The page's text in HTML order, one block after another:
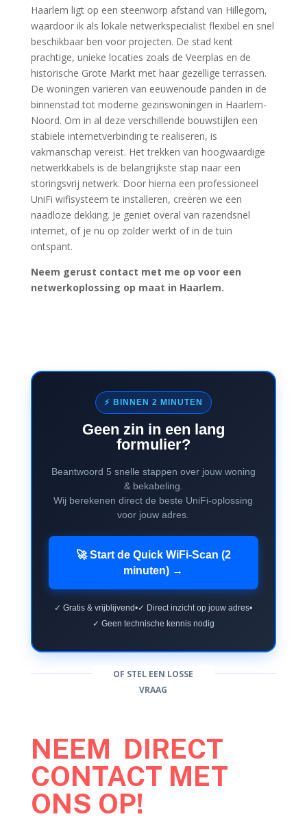
Haarlem ligt op een steenworp afstand van Hillegom,
waardoor ik als lokale netwerkspecialist flexibel en snel
beschikbaar ben voor projecten. De stad kent
prachtige, unieke locaties zoals de Veerplas en de
historische Grote Markt met haar gezellige terrassen.
De woningen variëren van eeuwenoude panden in de
binnenstad tot moderne gezinswoningen in Haarlem-
Noord. Om in al deze verschillende bouwstijlen een
stabiele internetverbinding te realiseren, is
vakmanschap vereist. Het trekken van hoogwaardige
netwerkkabels is de belangrijkste stap naar een
storingsvrij netwerk. Door hierna een professioneel
UniFi wifisysteem te installeren, creëren we een
naadloze dekking. Je geniet overal van razendsnel
internet, of je nu op zolder werkt of in de tuin
ontspant.
Neem gerust contact met me op voor een
netwerkoplossing op maat in Haarlem.
⚡ BINNEN 2 MINUTEN
Geen zin in een lang
formulier?
Beantwoord 5 snelle stappen over jouw woning
& bekabeling.
Wij berekenen direct de beste UniFi-oplossing
voor jouw adres.
🚀 Start de Quick WiFi-Scan (2
minuten) →
✓ Gratis & vrijblijvend•✓ Direct inzicht op jouw adres•
✓ Geen technische kennis nodig
OF STEL EEN LOSSE
VRAAG
NEEM DIRECT
CONTACT MET
ONS OP!